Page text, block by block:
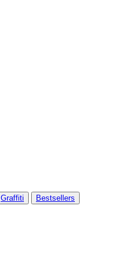
Graffiti Bestsellers